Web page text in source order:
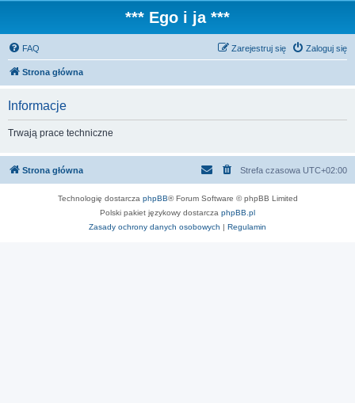
*** Ego i ja ***
FAQ Zaloguj się
Zarejestruj się
Strona główna
Informacje
Trwają prace techniczne
Strona główna Strefa czasowa UTC+02:00
Technologię dostarcza phpBB® Forum Software © phpBB Limited
Polski pakiet językowy dostarcza phpBB.pl
Zasady ochrony danych osobowych | Regulamin